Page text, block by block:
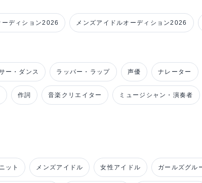
ディション2026 メンズアイドルオーディション2026
ー・ダンス ラッパー・ラップ 声優 ナレーター
作詞 音楽クリエイター ミュージシャン・演奏者
ット メンズアイドル 女性アイドル ガールズグル